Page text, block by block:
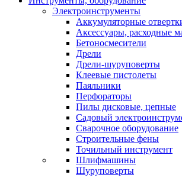
Электроинструменты
Аккумуляторные
Аксессуары, расходные
Бетоносмесители
Дрели
Дрели-шуруповерты
Клеевые пистолеты
Паяльники
Перфораторы
Пилы дисковые, цепные
Садовый
Сварочное оборудование
Строительные фены
Точильный инструмент
Шлифмашины
Шуруповерты